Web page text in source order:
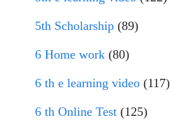
5th Scholarship (89)
6 Home work (80)
6 th e learning video (117)
6 th Online Test (125)